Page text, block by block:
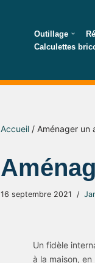
Outillage
Calculettes
Accueil / Aménager un
16 septembre 2021
Un fidèle
à la maison,